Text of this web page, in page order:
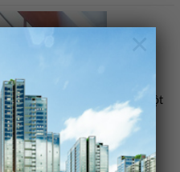
×
‘Trong một